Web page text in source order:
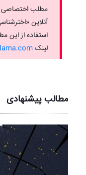
آنلاین
استفاده از این
لینک ‌
مطالب پیشنهادی